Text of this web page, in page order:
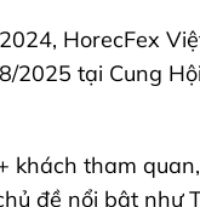
HorecFex
2025 tại Cung
khách tham
đề nổi bật như